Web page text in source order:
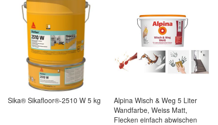
Sika® Sikafloor®-2510 W 5 kg
Alpina Wisch & Weg 5 Liter
Wandfarbe, Weiss Matt,
Flecken einfach abwischen